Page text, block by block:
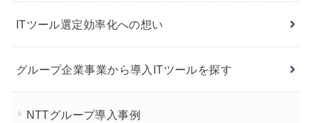
ITツール選定効率化への想い
グループ企業事業から導入ITツールを探す
NTTグループ導入事例